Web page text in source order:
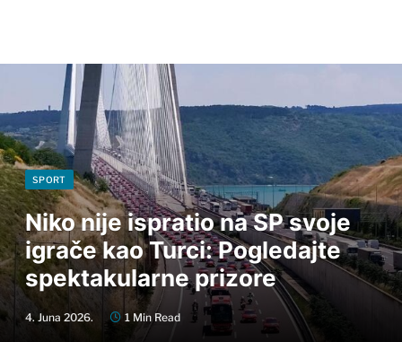
SPORT
Niko nije ispratio na SP svoje
igrače kao Turci: Pogledajte
spektakularne prizore
4. Juna 2026. 1 Min Read